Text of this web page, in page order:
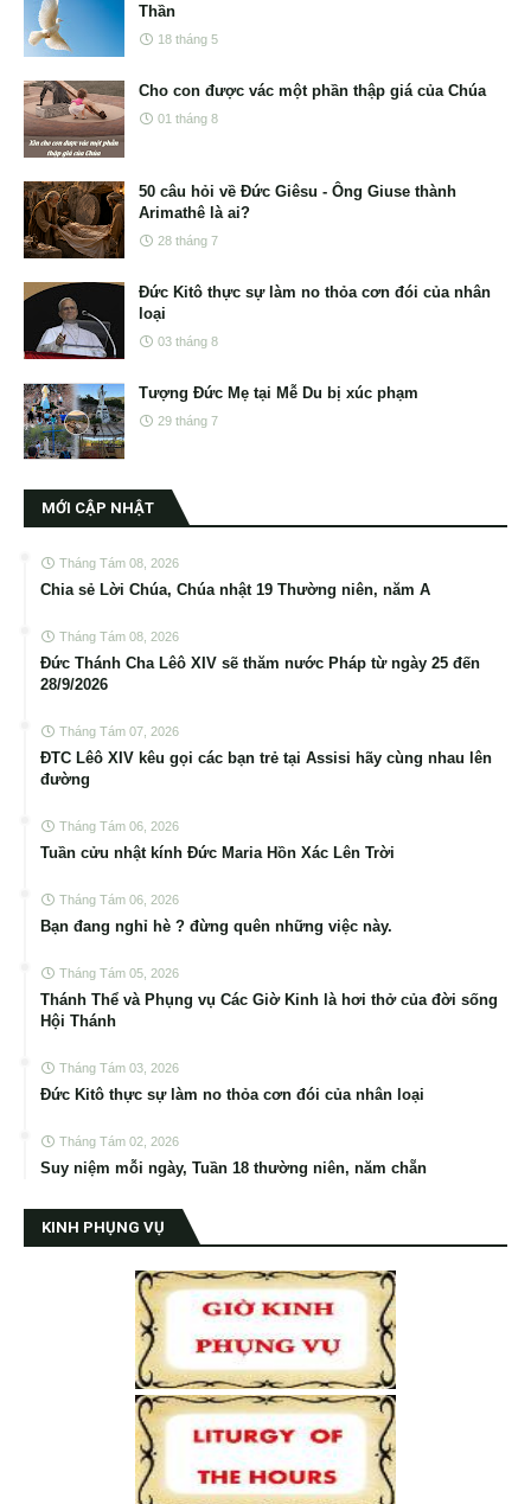
Thần
18 tháng 5
Cho con được vác một phần thập giá của Chúa
01 tháng 8
50 câu hỏi về Đức Giêsu - Ông Giuse thành
Arimathê là ai?
28 tháng 7
Đức Kitô thực sự làm no thỏa cơn đói của nhân
loại
03 tháng 8
Tượng Đức Mẹ tại Mễ Du bị xúc phạm
29 tháng 7
MỚI CẬP NHẬT
Tháng Tám 08, 2026
Chia sẻ Lời Chúa, Chúa nhật 19 Thường niên, năm A
Tháng Tám 08, 2026
Đức Thánh Cha Lêô XIV sẽ thăm nước Pháp từ ngày 25 đến
28/9/2026
Tháng Tám 07, 2026
ĐTC Lêô XIV kêu gọi các bạn trẻ tại Assisi hãy cùng nhau lên
đường
Tháng Tám 06, 2026
Tuần cửu nhật kính Đức Maria Hồn Xác Lên Trời
Tháng Tám 06, 2026
Bạn đang nghỉ hè ? đừng quên những việc này.
Tháng Tám 05, 2026
Thánh Thể và Phụng vụ Các Giờ Kinh là hơi thở của đời sống
Hội Thánh
Tháng Tám 03, 2026
Đức Kitô thực sự làm no thỏa cơn đói của nhân loại
Tháng Tám 02, 2026
Suy niệm mỗi ngày, Tuần 18 thường niên, năm chẵn
KINH PHỤNG VỤ